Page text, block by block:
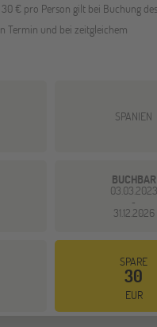
€ pro Person gilt bei Buchung
Termin und bei zeitgleichem
SPANIEN
BUCHBAR
03.03.2023
-
31.12.2026
SPARE
30
EUR